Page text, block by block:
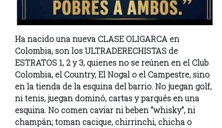
Ha nacido una nueva CLASE OLIGARCA en
Colombia, son los ULTRADERECHISTAS de
ESTRATOS 1, 2 y 3, quienes no se reúnen en el Club
Colombia, el Country, El Nogal o el Campestre, sino
en la tienda de la esquina del barrio. No juegan golf,
ni tenis, juegan dominó, cartas y parqués en una
esquina. No comen caviar ni beben "whisky", ni
champán; toman cacique, chirrinchi, chicha o